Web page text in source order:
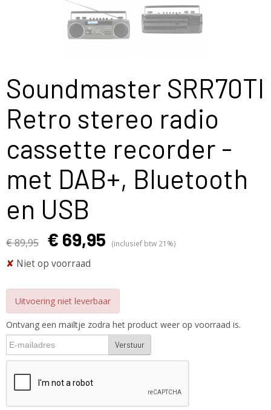
Soundmaster SRR70TI
Retro stereo radio
cassette recorder -
met DAB+, Bluetooth
en USB
€ 89,95 € 69,95 (inclusief btw 21%)
✘ Niet op voorraad
Uitvoering niet leverbaar
Ontvang een mailtje zodra het product weer op voorraad is.
Verstuur